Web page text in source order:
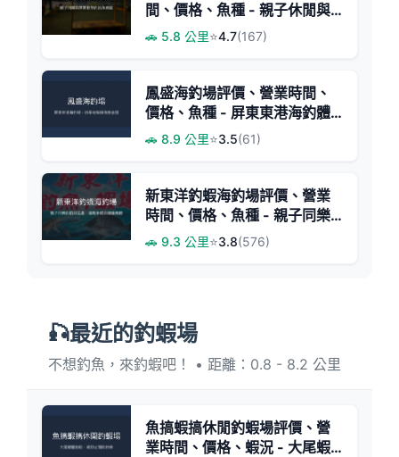
間、價格、魚種 - 親子休閒與
專業教學體驗
🚗 5.8 公里⭐4.7(167)
鳳盛海釣場評價、營業時間、
價格、魚種 - 屏東東港海釣體
🚗 8.9 公里⭐3.5(61)
新東洋釣蝦海釣場評價、營業
時間、價格、魚種 - 親子同樂
與多元釣蝦體驗
🚗 9.3 公里⭐3.8(576)
🎣最近的釣蝦場
不想釣魚，來釣蝦吧！ • 距離：0.8 - 8.2 公里
魚搞蝦搞休閒釣蝦場評價、營
業時間、價格、蝦況 - 大尾蝦